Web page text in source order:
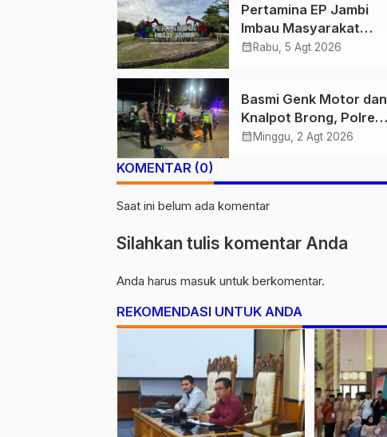
Pertamina EP Jambi
Imbau Masyarakat
Tidak Beraktivitas di
Bersama
calendar_month Rabu, 5 Agt 2026
Basmi Genk Motor dan
Knalpot Brong, Polres
Tanjab Barat Amankan
calendar_month Minggu, 2 Agt 2026
KOMENTAR (0)
Saat ini belum ada komentar
Silahkan tulis komentar Anda
Anda harus masuk untuk berkomentar.
REKOMENDASI UNTUK ANDA